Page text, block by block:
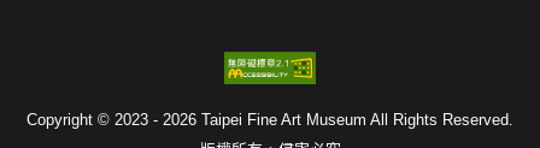
Copyright © 2023 - 2026 Taipei Fine Art Museum All Rights Reserved.